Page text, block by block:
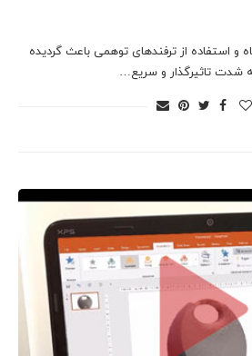
و استفاده از ترفندهای توهمی باعث گردیده
شدت تاثیرگذار و سریع…